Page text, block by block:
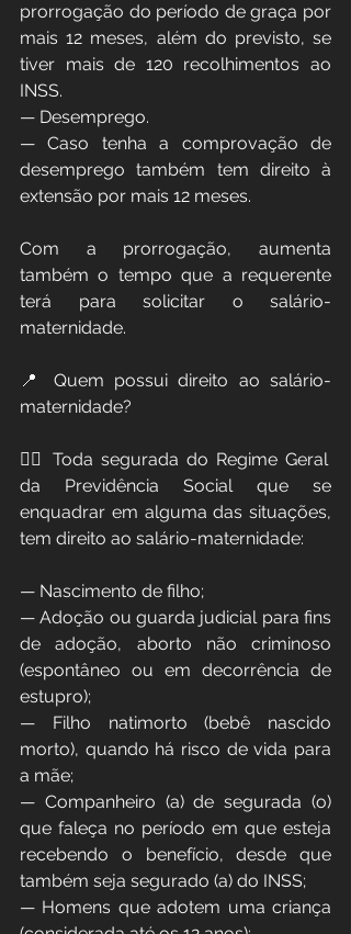
prorrogação do período de graça por
mais 12 meses, além do previsto, se
tiver mais de 120 recolhimentos ao
INSS.
— Desemprego.
— Caso tenha a comprovação de
desemprego também tem direito à
extensão por mais 12 meses.
Com a prorrogação, aumenta
também o tempo que a requerente
terá para solicitar o salário-
maternidade.
📍 Quem possui direito ao salário-
maternidade?
👉🏻 Toda segurada do Regime Geral
da Previdência Social que se
enquadrar em alguma das situações,
tem direito ao salário-maternidade:
— Nascimento de filho;
— Adoção ou guarda judicial para fins
de adoção, aborto não criminoso
(espontâneo ou em decorrência de
estupro);
— Filho natimorto (bebê nascido
morto), quando há risco de vida para
a mãe;
— Companheiro (a) de segurada (o)
que faleça no período em que esteja
recebendo o benefício, desde que
também seja segurado (a) do INSS;
— Homens que adotem uma criança